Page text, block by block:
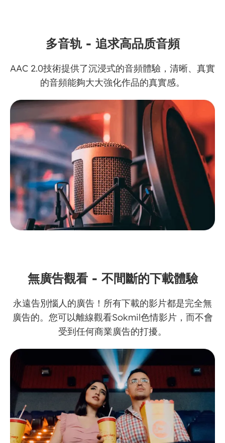
多音轨 - 追求高品质音頻
AAC 2.0技術提供了沉浸式的音頻體驗，清晰、真實
的音頻能夠大大強化作品的真實感。
無廣告觀看 - 不間斷的下載體驗
永遠告別惱人的廣告！所有下載的影片都是完全無
廣告的。您可以離線觀看Sokmil色情影片，而不會
受到任何商業廣告的打擾。